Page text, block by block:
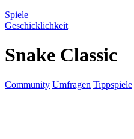
Spiele
Geschicklichkeit
Snake Classic
Community Umfragen Tippspiele